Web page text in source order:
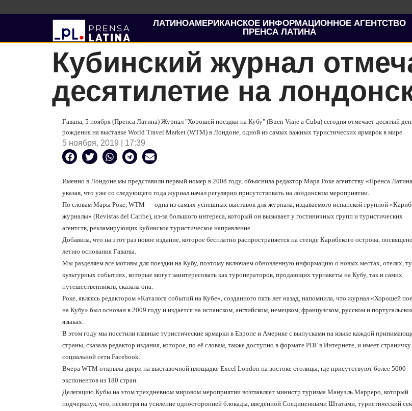
ЛАТИНОАМЕРИКАНСКОЕ ИНФОРМАЦИОННОЕ АГЕНТСТВО
ПРЕНСА ЛАТИНА
Кубинский журнал
десятилетие на
Гавана, 5 ноября (Пренса Латина) Журнал "Хорошей поездки на Кубу" (Buen Viaje a Cuba) сегодня отмечает десятый
рождения на выставке World Travel Market (WTM) в Лондоне, одной из самых важных туристических ярмарок в мире.
5 ноября, 2019 | 17:39
Именно в Лондоне мы представили первый номер в 2008 году, объяснила редактор Мара Роке агентству «Пренса
указав, что уже со следующего года журнал начал регулярно присутствовать на лондонском мероприятии.
По словам Мары Роке, WTM — одна из самых успешных выставок для журнала, издаваемого испанской группой
журналы» (Revistas del Caribe), из-за большого интереса, который он вызывает у гостиничных групп и туристических
агентств, рекламирующих кубинское туристическое направление.
Добавила, что на этот раз новое издание, которое бесплатно распространяется на стенде Карибского острова,
летию основания Гаваны.
Мы разделяем все мотивы для поездки на Кубу, поэтому включаем обновленную информацию о новых местах, отелях,
культурных событиях, которые могут заинтересовать как туроператоров, продающих турпакеты на Кубу, так и самих
путешественников, сказала она.
Роке, являясь редактором «Каталога событий на Кубе», созданного пять лет назад, напомнила, что журнал «Хорошей
на Кубу» был основан в 2009 году и издается на испанском, английском, немецком, французском, русском и
языках.
В этом году мы посетили главные туристические ярмарки в Европе и Америке с выпусками на языке каждой
страны, сказала редактор издания, которое, по её словам, также доступно в формате PDF в Интернете, и имеет страничку
социальной сети Facebook.
Вчера WTM открыла двери на выставочной площадке Excel London на востоке столицы, где присутствуют более 5000
экспонентов из 180 стран.
Делегацию Кубы на этом трехдневном мировом мероприятии возглавляет министр туризма Мануэль Марреро, который
подчеркнул, что, несмотря на усиление односторонней блокады, введенной Соединенными Штатами, туристический